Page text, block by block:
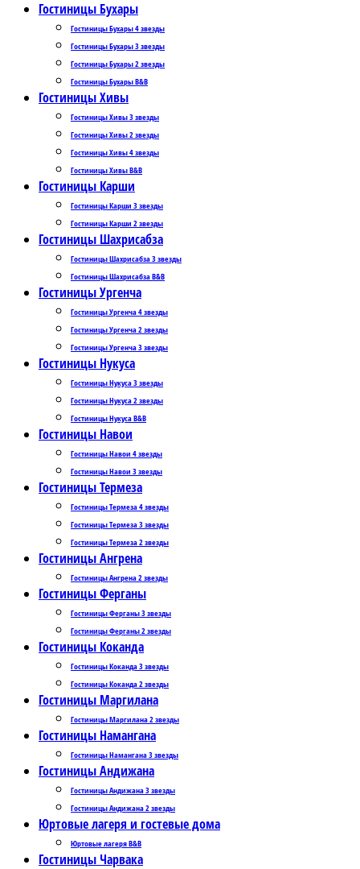
Гостиницы Бухары
Гостиницы Бухары 4 звезды
Гостиницы Бухары 3 звезды
Гостиницы Бухары 2 звезды
Гостиницы Бухары B&B
Гостиницы Хивы
Гостиницы Хивы 3 звезды
Гостиницы Хивы 2 звезды
Гостиницы Хивы 4 звезды
Гостиницы Хивы B&B
Гостиницы Карши
Гостиницы Карши 3 звезды
Гостиницы Карши 2 звезды
Гостиницы Шахрисабза
Гостиницы Шахрисабза 3 звезды
Гостиницы Шахрисабза B&B
Гостиницы Ургенча
Гостиницы Ургенча 4 звезды
Гостиницы Ургенча 2 звезды
Гостиницы Ургенча 3 звезды
Гостиницы Нукуса
Гостиницы Нукуса 3 звезды
Гостиницы Нукуса 2 звезды
Гостиницы Нукуса B&B
Гостиницы Навои
Гостиницы Навои 4 звезды
Гостиницы Навои 3 звезды
Гостиницы Термеза
Гостиницы Термеза 4 звезды
Гостиницы Термеза 3 звезды
Гостиницы Термеза 2 звезды
Гостиницы Ангрена
Гостиницы Ангрена 2 звезды
Гостиницы Ферганы
Гостиницы Ферганы 3 звезды
Гостиницы Ферганы 2 звезды
Гостиницы Коканда
Гостиницы Коканда 3 звезды
Гостиницы Коканда 2 звезды
Гостиницы Маргилана
Гостиницы Маргилана 2 звезды
Гостиницы Намангана
Гостиницы Намангана 3 звезды
Гостиницы Андижана
Гостиницы Андижана 3 звезды
Гостиницы Андижана 2 звезды
Юртовые лагеря и гостевые дома
Юртовые лагеря B&B
Гостиницы Чарвака